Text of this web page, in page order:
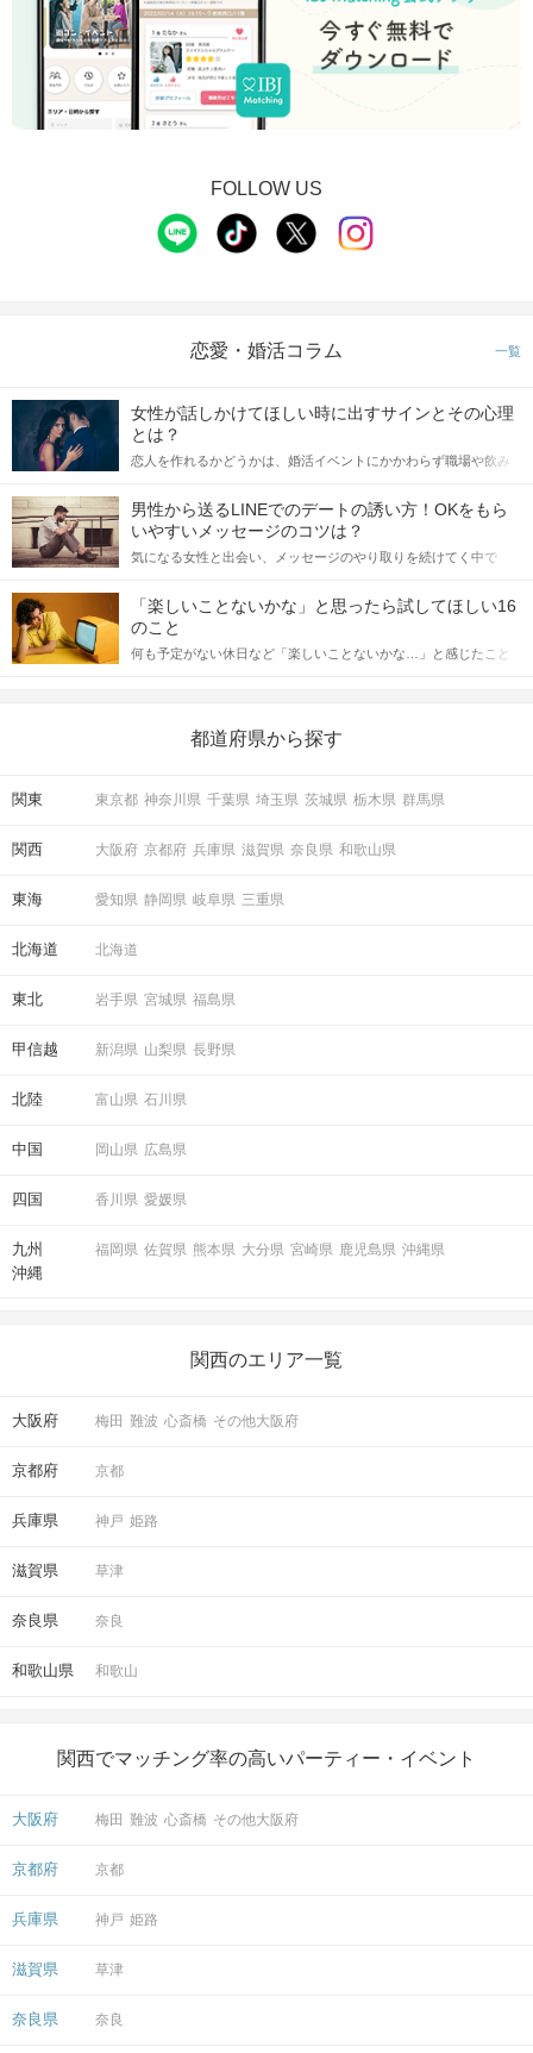
FOLLOW US
恋愛・婚活コラム 一覧
女性が話しかけてほしい時に出すサインとその心理
とは？
恋人を作れるかどうかは、婚活イベントにかかわらず職場や飲み
てアプローチできるかにも左右されます。 これから恋人作りを本
格的に始めようとしている方は、女性が異性を求めて出すサイン
をしっかりと理解し、正しい行動に移せるかどうかが重要。 この
記事では、女性が話しかけて欲しい時に出すサインとその心理を
合にどのような行動に繋げるべきかをご紹介していきます。
男性から送るLINEでのデートの誘い方！OKをもら
いやすいメッセージのコツは？
気になる女性と出会い、メッセージのやり取りを続けてく中で
しかし、中には「どう誘ったらいいの？」とお困りの男性もいら
っしゃるのではないでしょうか。 そこで今回は、男性から女性へ
送るLINEでのデートの誘い方のコツをご紹介します。例文も混じ
えながら解説するので、ぜひ参考にしてください。
「楽しいことないかな」と思ったら試してほしい16
のこと
何も予定がない休日など「楽しいことないかな…」と感じたこと
の楽しいことアイデアを集めました♪ いままさに楽しいことを探し
都道府県から探す
関東 東京都 神奈川県 千葉県 埼玉県 茨城県 栃木県 群馬県
関西 大阪府 京都府 兵庫県 滋賀県 奈良県 和歌山県
東海 愛知県 静岡県 岐阜県 三重県
北海道 北海道
東北 岩手県 宮城県 福島県
甲信越 新潟県 山梨県 長野県
北陸 富山県 石川県
中国 岡山県 広島県
四国 香川県 愛媛県
九州
沖縄
福岡県 佐賀県 熊本県 大分県 宮崎県 鹿児島県 沖縄県
関西のエリア一覧
大阪府 梅田 難波 心斎橋 その他大阪府
京都府 京都
兵庫県 神戸 姫路
滋賀県 草津
奈良県 奈良
和歌山県 和歌山
関西でマッチング率の高いパーティー・イベント
大阪府 梅田 難波 心斎橋 その他大阪府
京都府 京都
兵庫県 神戸 姫路
滋賀県 草津
奈良県 奈良